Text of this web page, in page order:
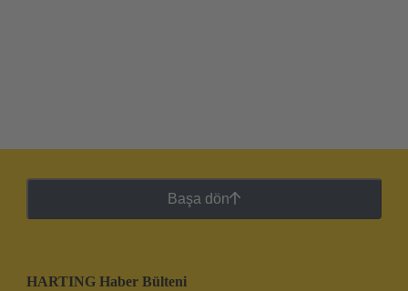
Başa dön
HARTING Haber Bülteni